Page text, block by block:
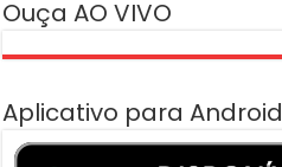
Ouça AO VIVO
Aplicativo para Android